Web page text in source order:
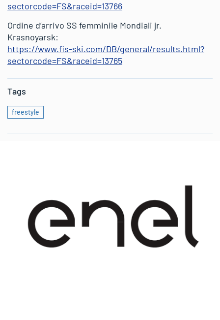
sectorcode=FS&raceid=13766
Ordine d’arrivo SS femminile Mondiali jr.
Krasnoyarsk:
https://www.fis-ski.com/DB/general/results.html?
sectorcode=FS&raceid=13765
Tags
freestyle